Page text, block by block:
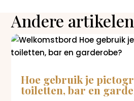
Andere artikelen
Hoe gebruik je
toiletten, bar en